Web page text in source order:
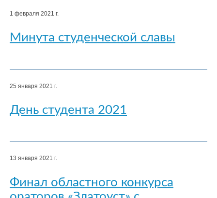
1 февраля 2021 г.
Минута студенческой славы
25 января 2021 г.
День студента 2021
13 января 2021 г.
Финал областного конкурса